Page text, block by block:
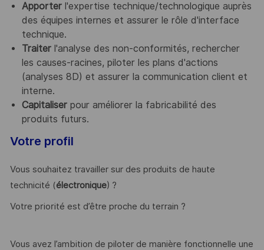
Apporter l'expertise technique/technologique auprès
des équipes internes et assurer le rôle d'interface
technique.
Traiterl'analyse des non-conformités, rechercher
les causes-racines, piloter les plans d'actions
(analyses 8D) et assurer la communication client et
interne.
Capitaliserpour améliorer la fabricabilité des
produits futurs.
Votre profil
Vous souhaitez travailler sur des produits de haute
technicité (électronique) ?
Votre priorité est d’être proche du terrain ?
Vous avez l’ambition de piloter de manière fonctionnelle une